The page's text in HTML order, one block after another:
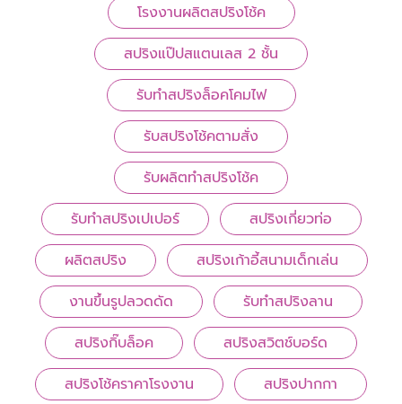
โรงงานผลิตสปริงโช้ค
สปริงแป๊ปสแตนเลส 2 ชั้น
รับทำสปริงล็อคโคมไฟ
รับสปริงโช้คตามสั่ง
รับผลิตทำสปริงโช้ค
รับทำสปริงเปเปอร์
สปริงเกี่ยวท่อ
ผลิตสปริง
สปริงเก้าอี้สนามเด็กเล่น
งานขึ้นรูปลวดดัด
รับทำสปริงลาน
สปริงกิ๊บล็อค
สปริงสวิตช์บอร์ด
สปริงโช้คราคาโรงงาน
สปริงปากกา